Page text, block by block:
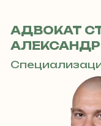
АДВОКАТ
АЛЕКСАНДР